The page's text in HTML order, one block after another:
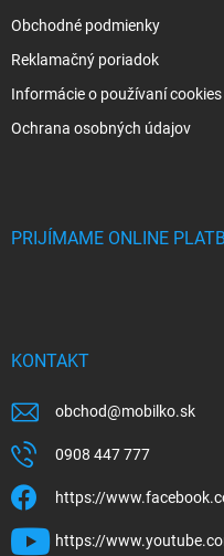
Obchodné podmienky
Reklamačný poriadok
Informácie o používaní cookies
Ochrana osobných údajov
PRIJÍMAME ONLINE
KONTAKT
obchod@mobilko.sk
0908 447 777
https://
https://